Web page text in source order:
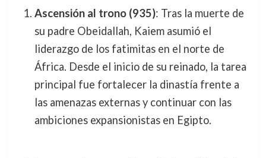
Ascensión al trono (935): Tras la muerte de
su padre Obeidallah, Kaiem asumió el
liderazgo de los fatimitas en el norte de
África. Desde el inicio de su reinado, la tarea
principal fue fortalecer la dinastía frente a
las amenazas externas y continuar con las
ambiciones expansionistas en Egipto.